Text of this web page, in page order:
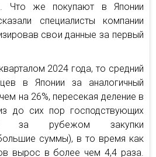
Что же покупают в Японии
специалисты компании
свои данные за первый
2024 года, то средний
в Японии за аналогичный
на 26%, пересекая деление в
до сих пор господствующих
за рубежом закупки
суммы), в то время как
вырос в более чем 4,4 раза.